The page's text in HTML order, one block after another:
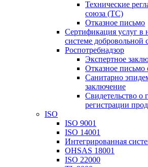
Технические
союза (ТС)
Отказное письмо
Сертификация услуг в
системе добровольной
Роспотребнадзор
Экспертное
Отказное письмо
Санитарно
заключение
Свидетельство о
регистрации
ISO
ISO 9001
ISO 14001
Интегрированная
OHSAS 18001
ISO 22000